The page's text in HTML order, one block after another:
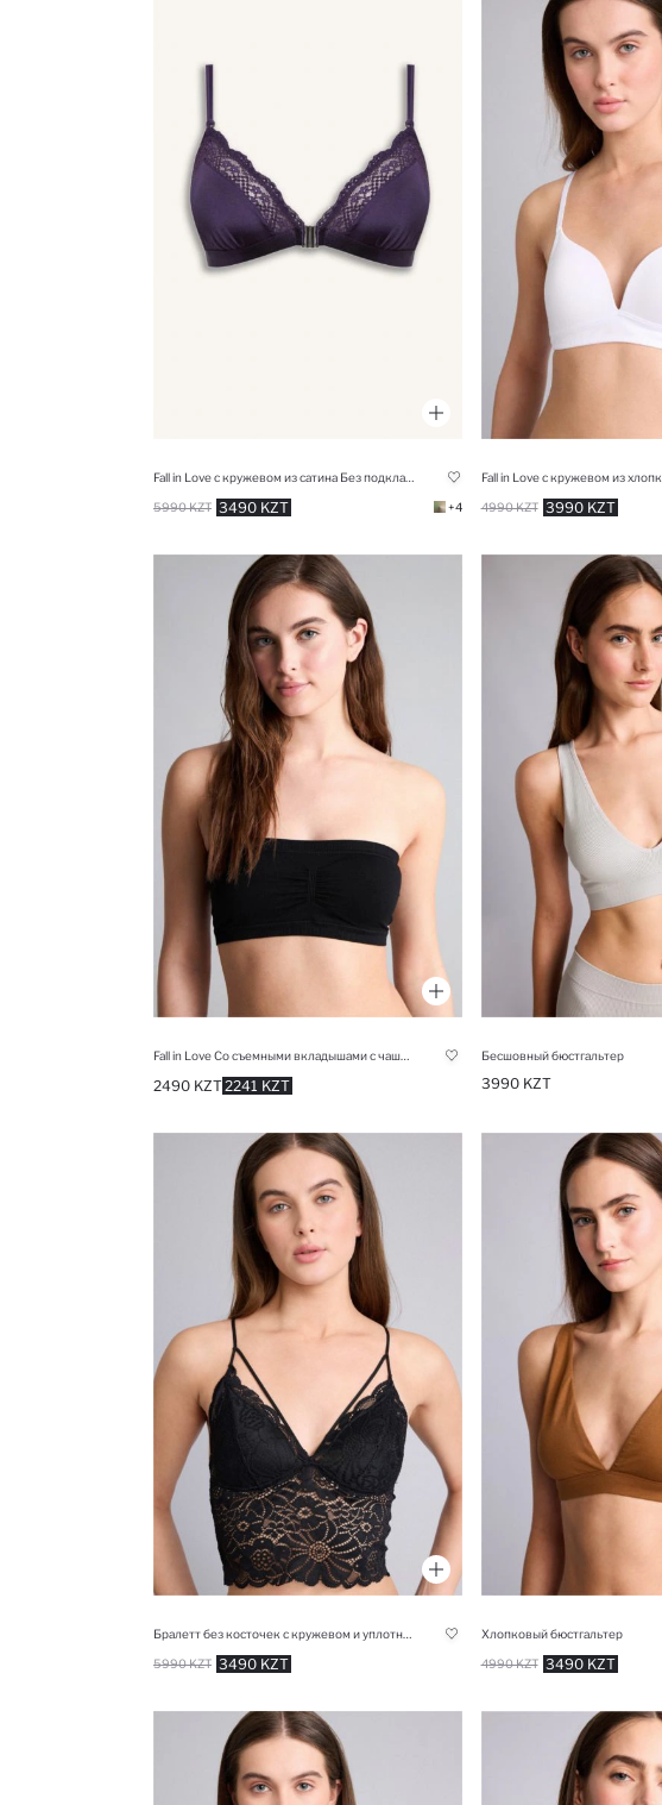
3490 KZT
5990 KZT +4 3990 KZT
4990 KZT
2241 KZT
2490 KZT
Бесшовный бюстгальтер
3990 KZT
3490 KZT
5990 KZT
Хлопковый бюстгальтер
3490 KZT
4990 KZT